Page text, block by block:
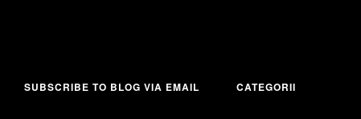
SUBSCRIBE TO BLOG VIA EMAIL CATEGORII